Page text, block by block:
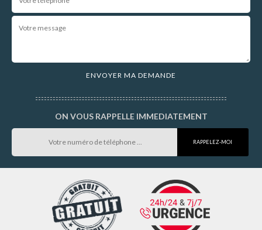
ON VOUS RAPPELLE IMMEDIATEMENT